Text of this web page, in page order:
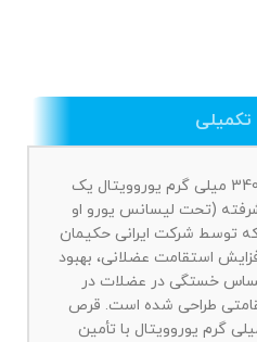
قرص بتا آلانین سروینگ 3400 میلی گرم یوروویتال یک
(تحت لیسانس یورو او
توسط شرکت ایرانی حکیمان
استقامت عضلانی، بهبود
خستگی در عضلات در
طراحی شده است. قرص
آلانین سروینگ 3400 میلی گرم یوروویتال با تأمین